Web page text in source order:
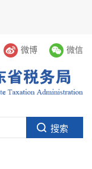
微博 微信